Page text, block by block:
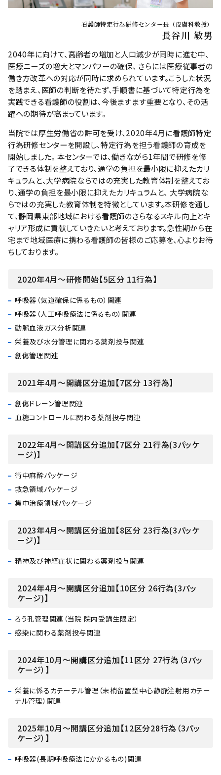
2024年4月～ 感染に係る薬剤投与関連を開講いたします。
看護師特定行為研修センター長（皮膚科教授）
長谷川 敏男
2040年に向けて、高齢者の増加と人口減少が同時に進む中、
医療ニーズの増大とマンパワーの確保、 さらには医療従事者の
働き方改革への対応が同時に求められています。こうした状況
を踏まえ、医師の判断を待たず、手順書に基づいて特定行為を
実践できる看護師の役割は、今後ますます重要となり、その活
躍への期待が高まっています。
当院では厚生労働省の許可を受け、2020年4月に看護師特定
行為研修センターを開設し、特定行為を担う看護師の育成を
開始しました。 本センターでは、働きながら1年間で研修を修
了できる体制を整えており、通学の負担を最小限に抑えたカリ
キュラムと、大学病院ならではの充実した教育体制を整えてお
り、通学の負担を最小限に抑えたカリキュラムと、 大学病院な
らではの充実した教育体制を特徴としています。本研修を通し
て、静岡県東部地域における看護師のさらなるスキル向上とキ
ャリア形成に貢献していきたいと考えております。急性期から在
宅まで地域医療に携わる看護師の皆様のご応募を、心よりお待
ちしております。
2020年4月～研修開始【5区分 11行為】
呼吸器（気道確保に係るもの）関連
呼吸器（人工呼吸療法に係るもの）関連
動脈血液ガス分析関連
栄養及び水分管理に関わる薬剤投与関連
創傷管理関連
2021年4月～開講区分追加【7区分 13行為】
創傷ドレーン管理関連
血糖コントロールに関わる薬剤投与関連
2022年4月～開講区分追加【7区分 21行為(3パッケ
ージ)】
術中麻酔パッケージ
救急領域パッケージ
集中治療領域パッケージ
2023年4月～開講区分追加【8区分 23行為(3パッケ
ージ)】
精神及び神経症状に関わる薬剤投与関連
2024年4月～開講区分追加【10区分 26行為(3パッ
ケージ)】
ろう孔管理関連（当院 院内受講生限定）
感染に関わる薬剤投与関連
2024年10月～開講区分追加【11区分 27行為（3パッ
ケージ）】
栄養に係るカテーテル管理（末梢留置型中心静脈注射用カテー
テル管理）関連
2025年10月～開講区分追加【12区分28行為（3パッ
ケージ）】
呼吸器(長期呼吸療法にかかるもの)関連